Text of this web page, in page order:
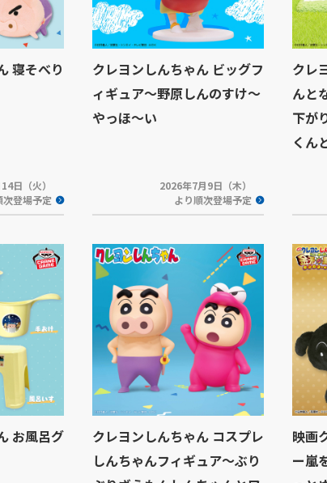
寝そべり
日（火）
次登場予定
クレヨンしんちゃん ビッグフ
ィギュア～野原しんのすけ～
やっほ～い
2026年7月9日（木）
より順次登場予定
クレ
んと
下が
くん
お風呂グ
クレヨンしんちゃん コスプレ
しんちゃんフィギュア～ぶり
映画
ー嵐